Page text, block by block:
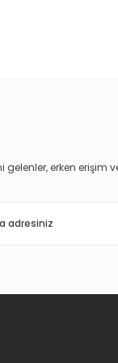
gelenler, erken erişim